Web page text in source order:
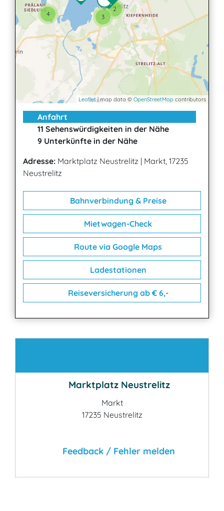
4
2
3
Leaflet| map data © OpenStreetMap contributors
Anfahrt
11 Sehenswürdigkeiten in der Nähe
9 Unterkünfte in der Nähe
Adresse: Marktplatz Neustrelitz | Markt, 17235
Neustrelitz
Bahnverbindung & Preise
Mietwagen-Check
Route via Google Maps
Ladestationen
Reiseversicherung ab € 6,-
Marktplatz Neustrelitz
Markt
17235 Neustrelitz
Feedback / Fehler melden